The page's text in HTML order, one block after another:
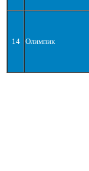
14 Олимпик